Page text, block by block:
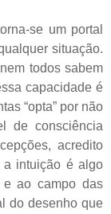
se um portal
situação.
todos sabem
capacidade é
“opta” por não
de consciência
acredito
intuição é algo
e ao campo das
do desenho que